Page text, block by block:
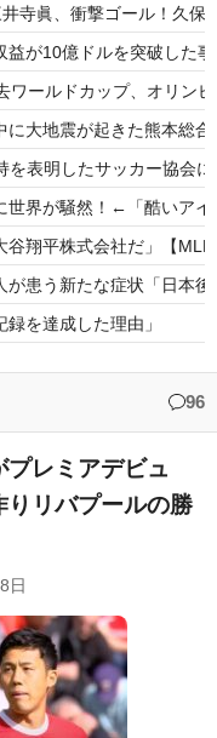
寺眞、衝撃ゴール！久
益が10億ドルを突破した
ールドカップ、オリン
大地震が起きた熊本総
表明したサッカー協会
世界が騒然！←「酷いア
谷翔平株式会社だ」【MLB
患う新たな症状「日本
を達成した理由」
実はそこら辺のトマト96
レミアデビュ
りリバプールの勝
日